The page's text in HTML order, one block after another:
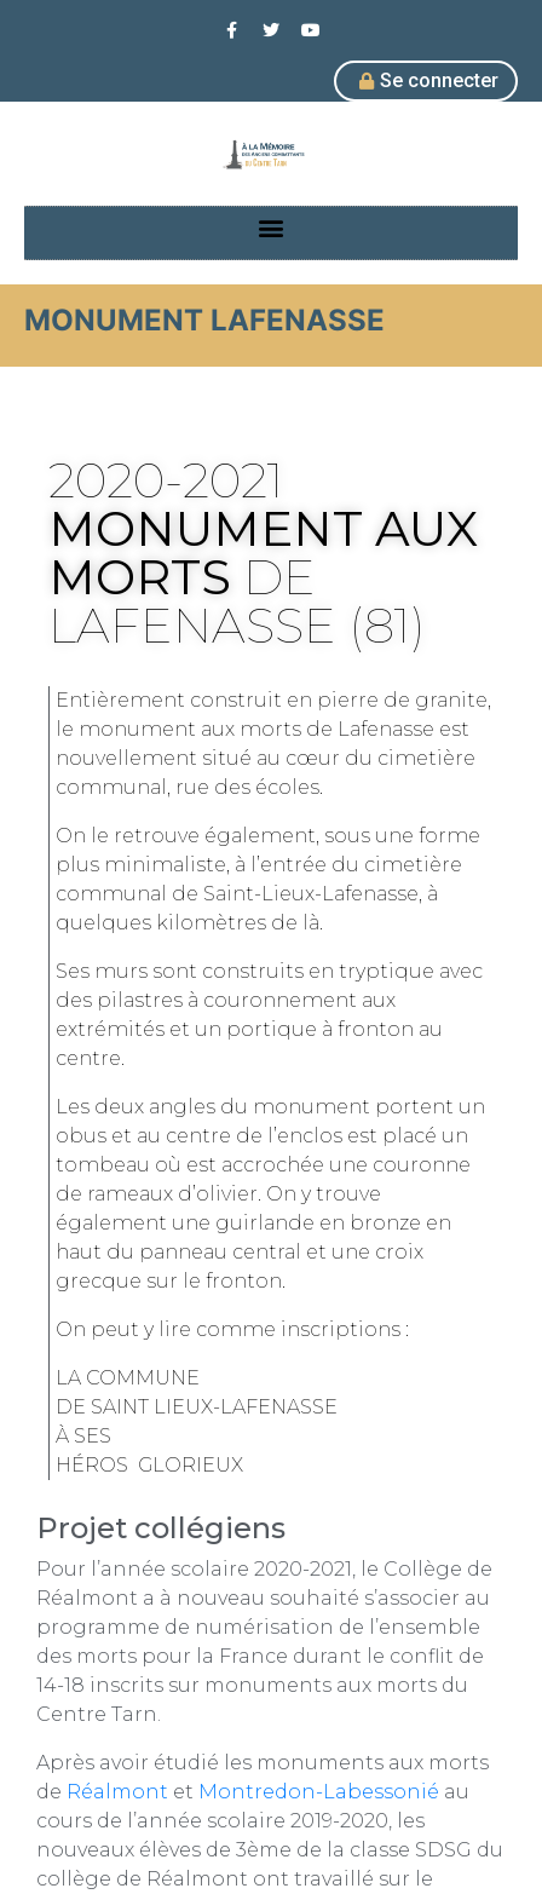
Se connecter
MONUMENT LAFENASSE
2020-2021
MONUMENT AUX
MORTS DE
LAFENASSE (81)
Entièrement construit en pierre de granite,
le monument aux morts de Lafenasse est
nouvellement situé au cœur du cimetière
communal, rue des écoles.
On le retrouve également, sous une forme
plus minimaliste, à l’entrée du cimetière
communal de Saint-Lieux-Lafenasse, à
quelques kilomètres de là.
Ses murs sont construits en tryptique avec
des pilastres à couronnement aux
extrémités et un portique à fronton au
centre.
Les deux angles du monument portent un
obus et au centre de l’enclos est placé un
tombeau où est accrochée une couronne
de rameaux d’olivier. On y trouve
également une guirlande en bronze en
haut du panneau central et une croix
grecque sur le fronton.
On peut y lire comme inscriptions :
LA COMMUNE
DE SAINT LIEUX-LAFENASSE
À SES
HÉROS GLORIEUX
Projet collégiens
Pour l’année scolaire 2020-2021, le Collège de
Réalmont a à nouveau souhaité s’associer au
programme de numérisation de l’ensemble
des morts pour la France durant le conflit de
14-18 inscrits sur monuments aux morts du
Centre Tarn.
Après avoir étudié les monuments aux morts
de Réalmont et Montredon-Labessonié au
cours de l’année scolaire 2019-2020, les
nouveaux élèves de 3ème de la classe SDSG du
collège de Réalmont ont travaillé sur le